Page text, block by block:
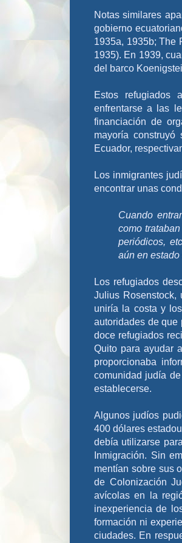
Notas similares
gobierno
1935a, 1935b; The
1935). En 1939,
del barco
Estos refugiados
enfrentarse a las
financiación de
mayoría
Ecuador,
Los inmigrantes
encontrar unas
Cuando
como
periódicos,
aún en
Los refugiados
Julius Rosenstock,
uniría la costa y
autoridades de que
doce refugiados
Quito para ayudar
proporcionaba
comunidad judía
establecerse.
Algunos judíos
400 dólares
debía utilizarse
Inmigración. Sin
mentían sobre sus
de Colonización
avícolas en la
inexperiencia de
formación ni
ciudades. En